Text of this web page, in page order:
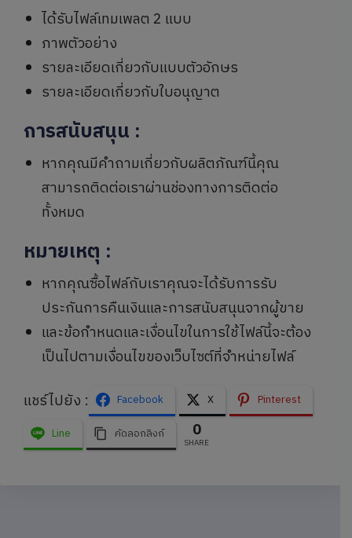
ได้รับไฟล์เทมเพลต 2 แบบ
ภาพตัวอย่าง
รายละเอียดเกี่ยวกับแบบตัวอักษร
รายละเอียดเกี่ยวกับใบอนุญาต
การสนับสนุน :
หากคุณมีคำถามเกี่ยวกับผลิตภัณฑ์นี้คุณ
สามารถติดต่อเราผ่านช่องทางการติดต่อ
ทั้งหมด
หมายเหตุ :
หากคุณซื้อไฟล์กับเราคุณจะได้รับการรับ
ประกันการคืนเงินและการสนับสนุนจากผู้ขาย
และข้อกำหนดและเงื่อนไขในการใช้ไฟล์นี้จะต้อง
เป็นไปตามเงื่อนไขของเว็บไซต์ที่จำหน่ายไฟล์
แชร์ไปยัง :
Facebook X
Pinterest
Line
คัดลอกลิงก์ 0
SHARE